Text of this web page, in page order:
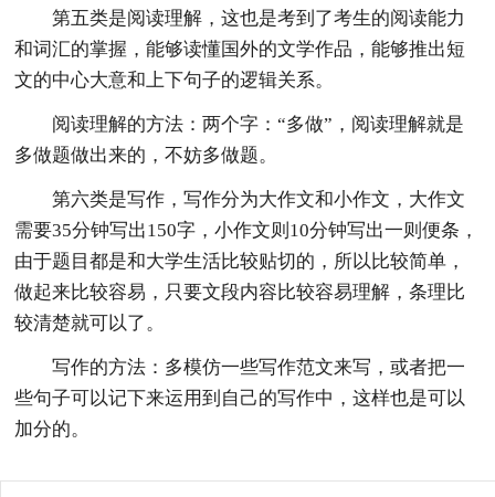
第五类是阅读理解，这也是考到了考生的阅读能力
和词汇的掌握，能够读懂国外的文学作品，能够推出短
文的中心大意和上下句子的逻辑关系。
阅读理解的方法：两个字：“多做”，阅读理解就是
多做题做出来的，不妨多做题。
第六类是写作，写作分为大作文和小作文，大作文
需要35分钟写出150字，小作文则10分钟写出一则便条，
由于题目都是和大学生活比较贴切的，所以比较简单，
做起来比较容易，只要文段内容比较容易理解，条理比
较清楚就可以了。
写作的方法：多模仿一些写作范文来写，或者把一
些句子可以记下来运用到自己的写作中，这样也是可以
加分的。